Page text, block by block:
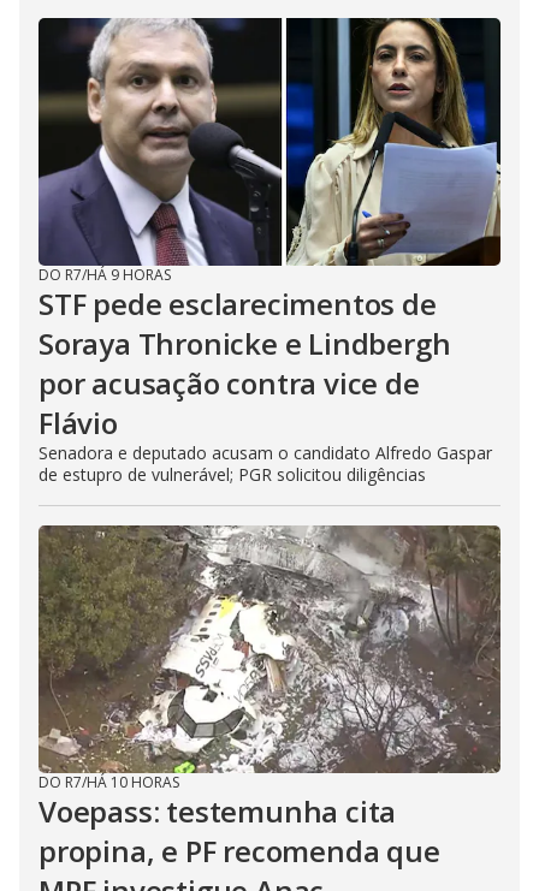
DO R7/HÁ 9 HORAS
STF pede esclarecimentos de
Soraya Thronicke e Lindbergh
por acusação contra vice de
Flávio
Senadora e deputado acusam o candidato Alfredo Gaspar
de estupro de vulnerável; PGR solicitou diligências
DO R7/HÁ 10 HORAS
Voepass: testemunha cita
propina, e PF recomenda que